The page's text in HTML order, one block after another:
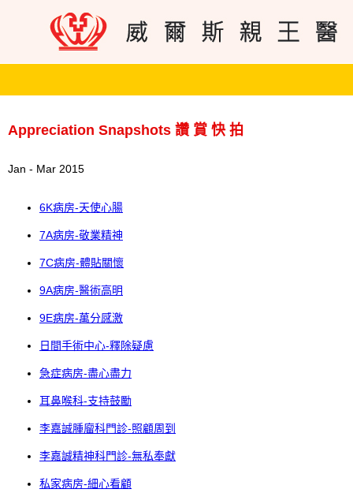
Appreciation Snapshots 讚 賞 快 拍
Jan - Mar 2015
6K病房-天使心腸
7A病房-敬業精神
7C病房-體貼關懷
9A病房-醫術高明
9E病房-萬分感激
日間手術中心-釋除疑慮
急症病房-盡心盡力
耳鼻喉科-支持鼓勵
李嘉誠腫廇科門診-照顧周到
李嘉誠精神科門診-無私奉獻
私家病房-細心看顧